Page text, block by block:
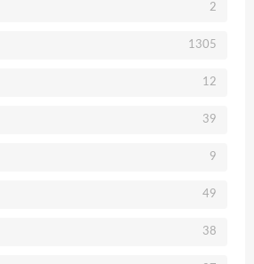
2
1305
12
39
9
49
38